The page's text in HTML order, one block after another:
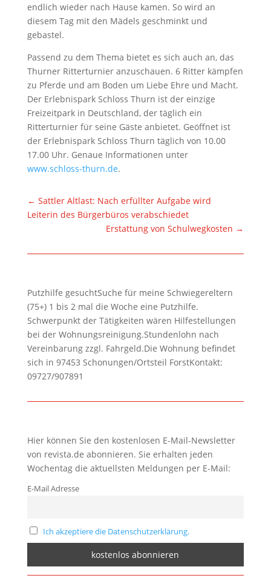
endlich wieder nach Hause kamen. So wird an
diesem Tag mit den Mädels geschminkt und
gebastel.
Passend zu dem Thema bietet es sich auch an, das
Thurner Ritterturnier anzuschauen. 6 Ritter kämpfen
zu Pferde und am Boden um Liebe Ehre und Macht.
Der Erlebnispark Schloss Thurn ist der einzige
Freizeitpark in Deutschland, der täglich ein
Ritterturnier für seine Gäste anbietet. Geöffnet ist
der Erlebnispark Schloss Thurn täglich von 10.00
17.00 Uhr. Genaue Informationen unter
www.schloss-thurn.de.
← Sattler Altlast: Nach erfüllter Aufgabe wird
Leiterin des Bürgerbüros verabschiedet
Erstattung von Schulwegkosten →
Putzhilfe gesuchtSuche für meine Schwiegereltern
(75+) 1 bis 2 mal die Woche eine Putzhilfe.
Schwerpunkt der Tätigkeiten wären Hilfestellungen
bei der Wohnungsreinigung.Stundenlohn nach
Vereinbarung zzgl. Fahrgeld.Die Wohnung befindet
sich in 97453 Schonungen/Ortsteil ForstKontakt:
09727/907891
Hier können Sie den kostenlosen E-Mail-Newsletter
von revista.de abonnieren. Sie erhalten jeden
Wochentag die aktuellsten Meldungen per E-Mail:
E-Mail Adresse
Ich akzeptiere die Datenschutzerklärung.